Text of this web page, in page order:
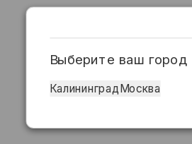
Выберите ваш город
КалининградМосква